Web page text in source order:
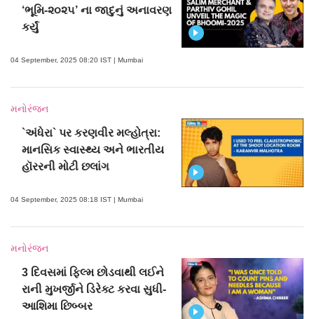
‘ભૂમિ-૨૦૨૫’ ના જાદુનું અનાવરણ
કર્યું
04 September, 2025 08:20 IST | Mumbai
મનોરંજન
`અંધેરા` પર કરણવીર મલ્હોત્રા:
માનસિક સ્વાસ્થ્ય અને ભારતીય
હૉરરની મોટી છલાંગ
04 September, 2025 08:18 IST | Mumbai
મનોરંજન
3 દિવસમાં ફિલ્મ છોડવાથી લઈને
રાની મુખર્જીને ડિરેક્ટ કરવા સુધી-
આશિમા છિબ્બર